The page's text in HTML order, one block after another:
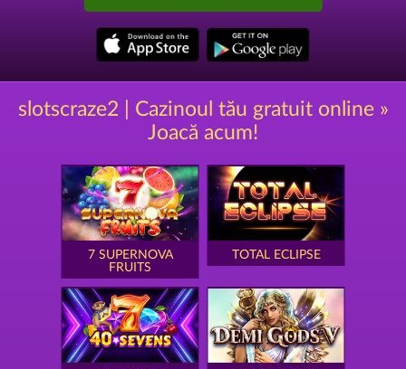
slotscraze2 | Cazinoul tău gratuit online »
Joacă acum!
7 SUPERNOVA
FRUITS
TOTAL ECLIPSE